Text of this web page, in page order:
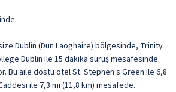
Dublin (Dun Laoghaire) bölgesinde, Trinity
Dublin ile 15 dakika sürüş mesafesinde
Bu aile dostu otel St. Stephen s Green ile 6,8
ile 7,3 mi (11,8 km) mesafede.